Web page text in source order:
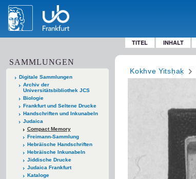
TITEL INHALT
SAMMLUNGEN
Digitale Sammlungen
Archiv der
Universitätsbibliothek JCS
Biologie
Frankfurt und Seltene Drucke
Handschriften und Inkunabeln
Judaica
Compact Memory
Freimann-Sammlung
Hebräische Handschriften
Hebräische Inkunabeln
Jiddische Drucke
Judaica Frankfurt
Kataloge
Kokhve Yitsḥaḳ